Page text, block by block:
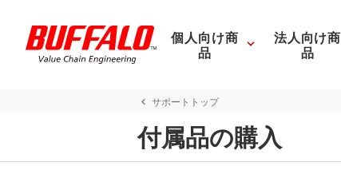
個人向け商
品
法人向け商
品
サポートトップ
付属品の購入